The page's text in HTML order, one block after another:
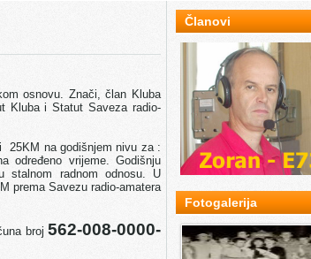
osnovu. Znači, član Kluba
Kluba i Statut Saveza radio-
25KM na godišnjem nivu za :
određeno vrijeme. Godišnju
radnom odnosu. U
prema Savezu radio-amatera
broj 562-008-0000-
Članovi
Fotogalerija